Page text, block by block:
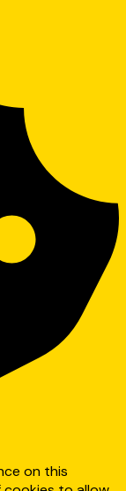
on this